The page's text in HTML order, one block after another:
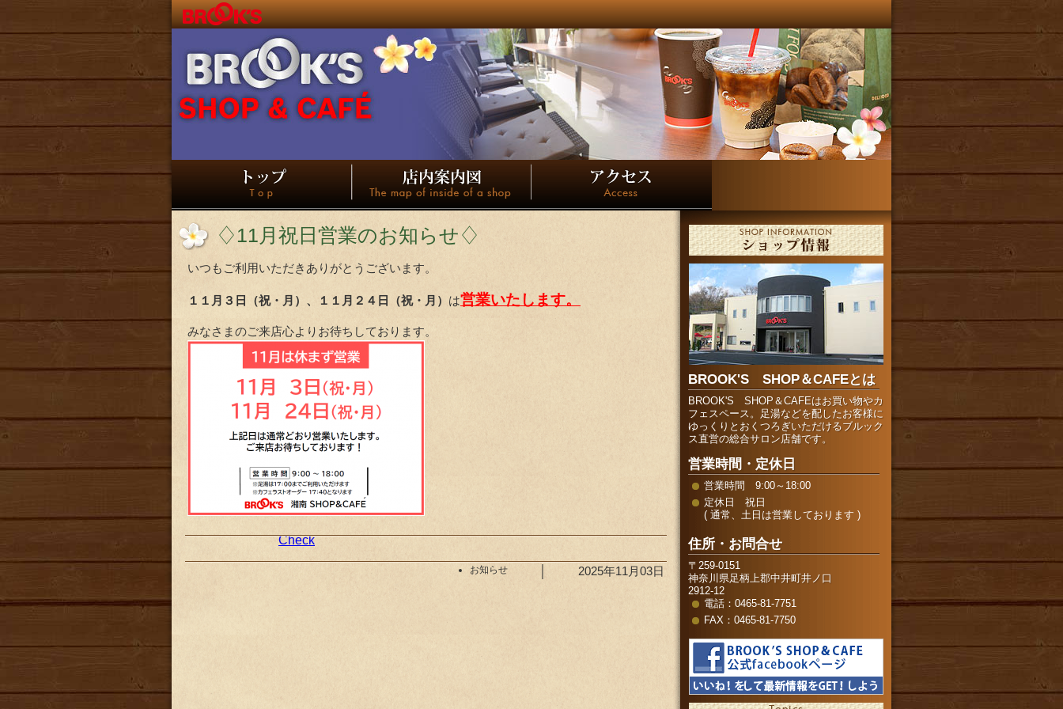
♢11月祝日営業のお知らせ♢
いつもご利用いただきありがとうございます。
１１月３日（祝・月）、１１月２４日（祝・月） は営業いたします。
みなさまのご来店心よりお待ちしております。
Check
2025年11月03日
お知らせ
BROOK'S SHOP＆CAFEとは
BROOK'S SHOP＆CAFEはお買い物やカ
フェスペース。足湯などを配したお客様に
ゆっくりとおくつろぎいただけるブルック
ス直営の総合サロン店舗です。
営業時間・定休日
営業時間 9:00～18:00
定休日 祝日
( 通常、土日は営業しております )
住所・お問合せ
〒259-0151
神奈川県足柄上郡中井町井ノ口
2912-12
電話：0465-81-7751
FAX：0465-81-7750